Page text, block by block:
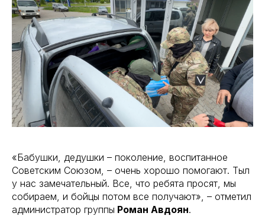
«Бабушки, дедушки – поколение, воспитанное
Советским Союзом, – очень хорошо помогают. Тыл
у нас замечательный. Все, что ребята просят, мы
собираем, и бойцы потом все получают», – отметил
администратор группы Роман Авдоян.